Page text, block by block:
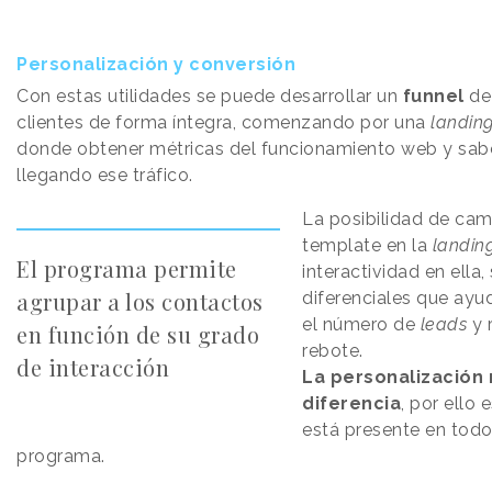
Personalización y conversión
Con estas utilidades se puede desarrollar un funnel
clientes de forma íntegra, comenzando por una
donde obtener métricas del funcionamiento web y
llegando ese tráfico.
El programa permite
agrupar a los contactos
en función de su grado
de interacción
La posibilidad de
template en la
interactividad en
diferenciales que
el número de leads y
rebote.
La personalización
diferencia , por ello
está presente en
programa.